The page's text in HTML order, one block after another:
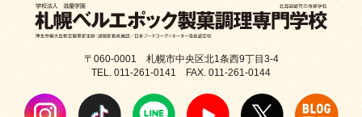
〒060-0001 札幌市中央区北1条西9丁目3-4
TEL. 011-261-0141 FAX. 011-261-0144